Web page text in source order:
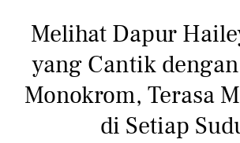
Melihat Dapur
yang Cantik
Monokrom, Terasa
di Setiap